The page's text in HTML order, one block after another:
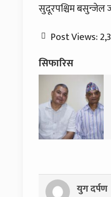
सुदूरपश्चिम बसुन्जेल
Post Views:
सिफारिस
जय
धवल
साउन
आयोग
युग दर्पण